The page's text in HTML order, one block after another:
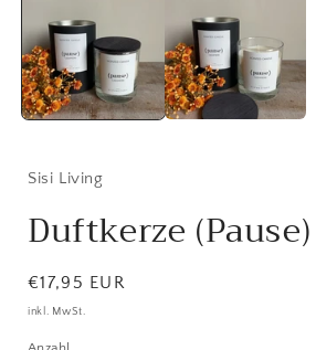
öffnen
Sisi Living
Duftkerze
Normaler
Preis
€17,95 EUR
inkl. MwSt.